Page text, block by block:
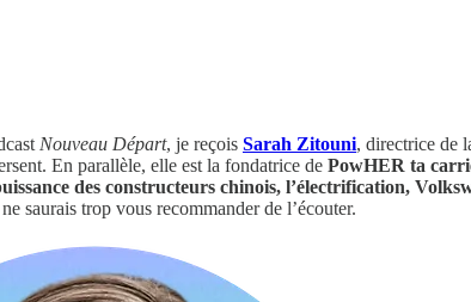
Nouveau Départ, je reçois Sarah Zitouni, directrice de
En parallèle, elle est la fondatrice de PowHER ta
des constructeurs chinois, l’électrification,
saurais trop vous recommander de l’écouter.